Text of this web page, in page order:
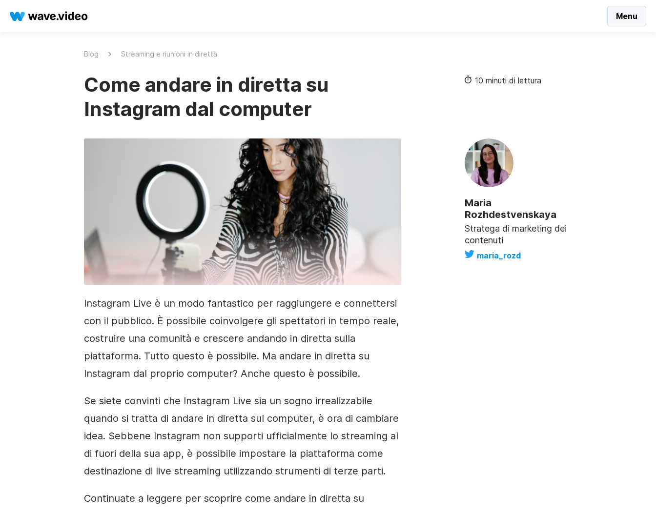
Menu
Blog Streaming e riunioni in diretta
Come andare in diretta su
Instagram dal computer
10 minuti di lettura
Maria
Rozhdestvenskaya
Stratega di marketing dei
contenuti
maria_rozd
Instagram Live è un modo fantastico per raggiungere e connettersi
con il pubblico. È possibile coinvolgere gli spettatori in tempo reale,
costruire una comunità e crescere andando in diretta sulla
piattaforma. Tutto questo è possibile. Ma andare in diretta su
Instagram dal proprio computer? Anche questo è possibile.
Se siete convinti che Instagram Live sia un sogno irrealizzabile
quando si tratta di andare in diretta sul computer, è ora di cambiare
idea. Sebbene Instagram non supporti ufficialmente lo streaming al
di fuori della sua app, è possibile impostare la piattaforma come
destinazione di live streaming utilizzando strumenti di terze parti.
Continuate a leggere per scoprire come andare in diretta su